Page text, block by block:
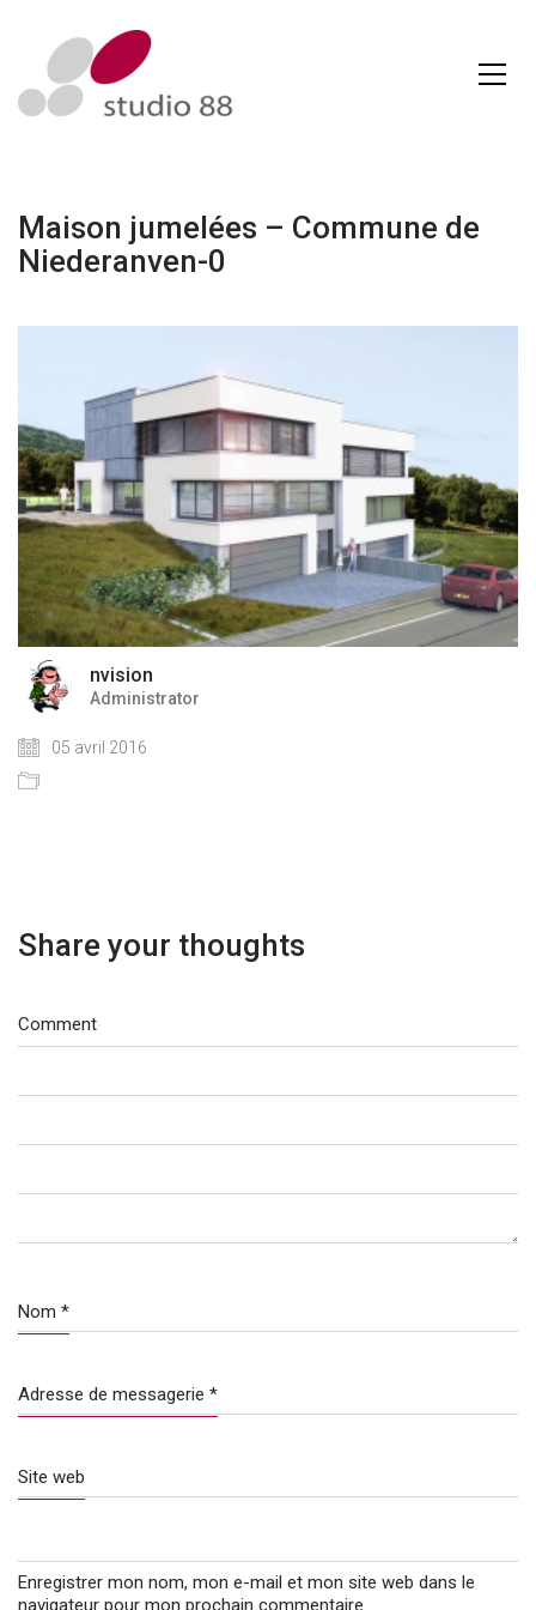
Maison jumelées – Commune de
Niederanven-0
nvision
Administrator
05 avril 2016
Share your thoughts
Comment
Nom *
Adresse de messagerie *
Site web
Enregistrer mon nom, mon e-mail et mon site web dans le